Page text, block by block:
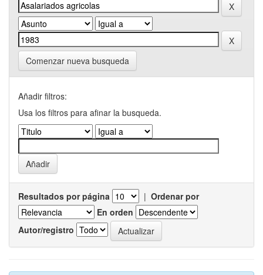
Comenzar nueva busqueda
Añadir filtros:
Usa los filtros para afinar la busqueda.
Resultados por página | Ordenar por
En orden
Autor/registro